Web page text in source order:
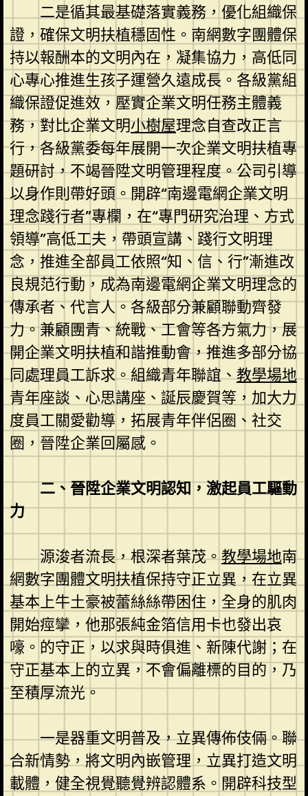
二是循其最基礎落實義務，優化組織保
證，確保文明扶植穩固性。南網數字團體保
持以報酬本的文明內在，凝集協力，高低同
心專心推進生孩子運營久遠成長。各級黨組
織保證促進效，壓實企業文明任務主體義
務，對比企業文明小樹屋理念自查改正言
行，各級黨委每年展開一次企業文明扶植專
題研討，不竭晉陞文明管理程度。公司引導
以身作則帶好頭。開辟“南邊電網企業文明
理念踐行者”專欄，在“專門研究治理、方式
領導”高低工夫，帶頭宣講、踐行文明理
念，推進全部員工依照“知、信、行”漸進改
良規范行動，成為南邊電網企業文明理念的
傳承者、代言人。各級部分兼顧聯動齊發
力。兼顧團青、統戰、工會等各方氣力，展
開企業文明扶植和諧推動會，推進多部分協
同處理員工訴求。組織青年聯誼、教學場地
青年座談、心思講座、誕辰慶賀等，加大力
度員工關愛勸導，拓展青年伴侶圈、社交
圈，晉陞企業回屬感。
二、晉陞企業文明認知，激起員工驅動
力
源浚者流長，根深者葉茂。教學場地南
網數字團體文明扶植保持守正立異，在立異
基本上牛土豪被蕾絲絲帶困住，全身的肌肉
開始痙攣，他那張純金箔信用卡也發出哀
嚎。的守正，以求與時俱進、新陳代謝；在
守正基本上的立異，不會偏離標的目的，乃
至積厚流光。
一是器重文明普及，立異傳佈伎倆。聯
合新情勢，將文明內嵌管理，立異打造文明
載體，健全視覺聽覺辨認體系。開辟科技型